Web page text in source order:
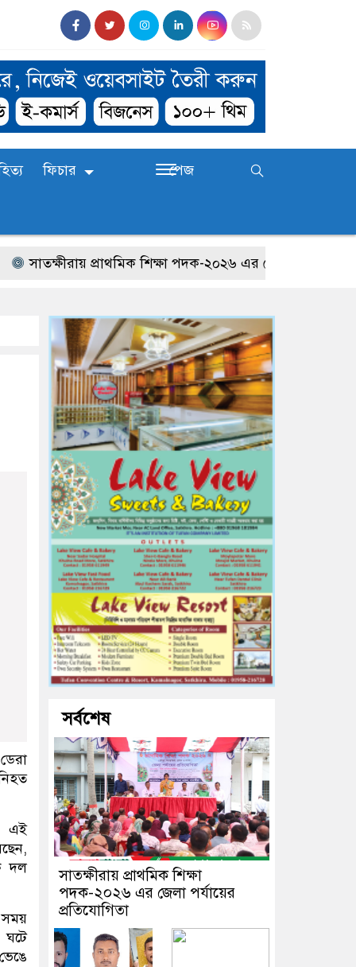
ফিচার পেজ
প্রাথমিক শিক্ষা পদক-২০২৬ এর জেলা পর্যায়ের
এই
দল
সময়
ঘটে
সর্বশেষ
সাতক্ষীরায় প্রাথমিক শিক্ষা
পদক-২০২৬ এর জেলা পর্যায়ের
প্রতিযোগিতা